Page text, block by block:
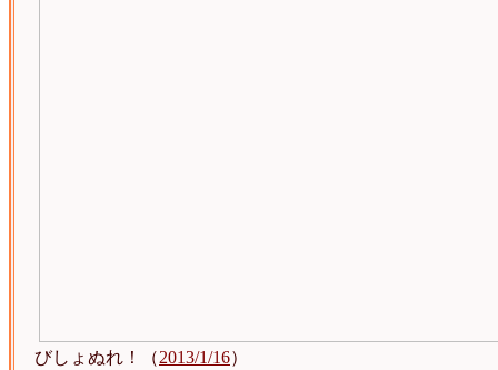
びしょぬれ！（2013/1/16）